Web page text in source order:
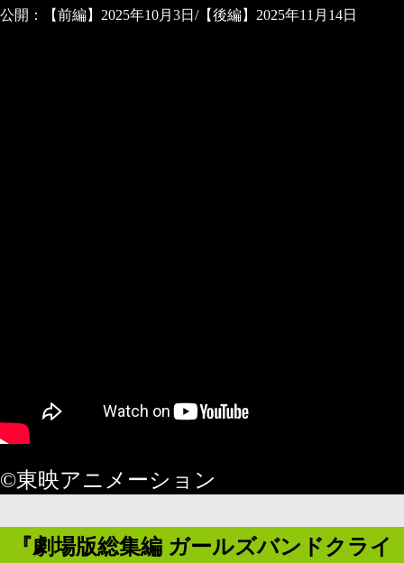
公開：【前編】2025年10月3日/【後編】2025年11月14日
©東映アニメーション
『劇場版総集編 ガールズバンドクラ